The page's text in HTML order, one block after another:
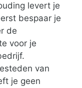
levert je
bespaar je
de
voor je
van
je geen